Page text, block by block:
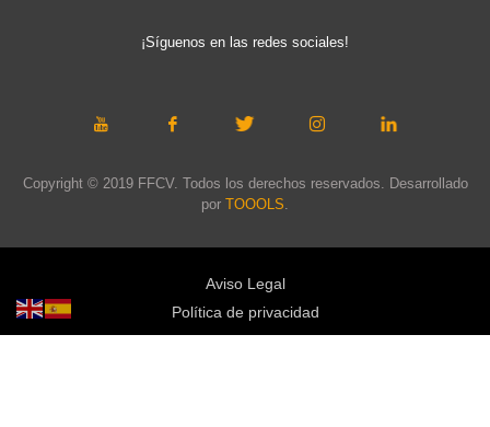
¡Síguenos en las redes sociales!
Copyright © 2019 FFCV. Todos los derechos reservados. Desarrollado
por TOOOLS
Aviso Legal
Política de privacidad
Política de cookies